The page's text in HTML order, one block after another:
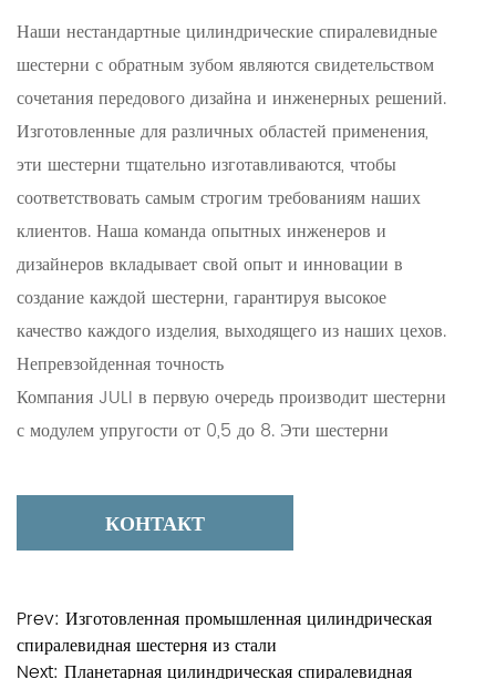
Наши нестандартные цилиндрические спиралевидные
шестерни с обратным зубом являются свидетельством
сочетания передового дизайна и инженерных решений.
Изготовленные для различных областей применения,
эти шестерни тщательно изготавливаются, чтобы
соответствовать самым строгим требованиям наших
клиентов. Наша команда опытных инженеров и
дизайнеров вкладывает свой опыт и инновации в
создание каждой шестерни, гарантируя высокое
качество каждого изделия, выходящего из наших цехов.
Непревзойденная точность
Компания JULI в первую очередь производит шестерни
с модулем упругости от 0,5 до 8. Эти шестерни
достигать 4 уровней точности при массовом
производстве. Такая точность является краеугольным
безупречную работу наших продуктов даже в самых
сложных условиях применения.
КОНТАКТ
Prev: Изготовленная промышленная цилиндрическая
спиралевидная шестерня из стали
Next: Планетарная цилиндрическая спиралевидная